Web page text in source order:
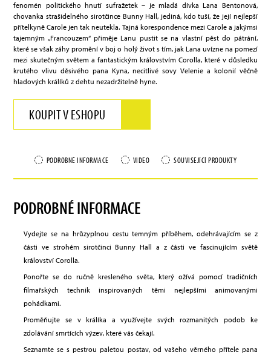
fenomén politického hnutí sufražetek – je mladá dívka Lana Bentonová,
chovanka strašidelného sirotčince Bunny Hall, jediná, kdo tuší, že její nejlepší
přítelkyně Carole jen tak neutekla. Tajná korespondence mezi Carole a jakýmsi
tajemným „Francouzem“ přiměje Lanu pustit se na vlastní pěst do pátrání,
které se však záhy promění v boj o holý život s tím, jak Lana uvízne na pomezí
mezi skutečným světem a fantastickým královstvím Corolla, které v důsledku
krutého vlivu děsivého pana Kyna, necitlivé sovy Velenie a kolonií věčně
hladových králíků z dehtu nezadržitelně hyne.
KOUPIT V ESHOPU
PODROBNÉ INFORMACE VIDEO SOUVISEJÍCÍ PRODUKTY
PODROBNÉ INFORMACE
Vydejte se na hrůzyplnou cestu temným příběhem, odehrávajícím se z
části ve strohém sirotčinci Bunny Hall a z části ve fascinujícím světě
království Corolla.
Ponořte se do ručně kresleného světa, který ožívá pomocí tradičních
filmařských technik inspirovaných těmi nejlepšími animovanými
pohádkami.
Proměňujte se v králíka a využívejte svých rozmanitých podob ke
zdolávání smrtících výzev, které vás čekají.
Seznamte se s pestrou paletou postav, od vašeho věrného přítele pana